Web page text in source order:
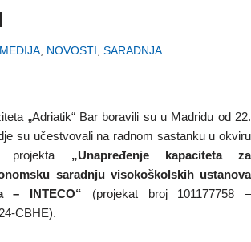
, NOVOSTI , SARADNJA
„Adriatik“ Bar boravili su u Madridu od 22.
su učestvovali na radnom sastanku u okviru
projekta „Unapređenje kapaciteta za
saradnju visokoškolskih ustanova
– INTECO“ (projekat broj 101177758 –
CBHE).